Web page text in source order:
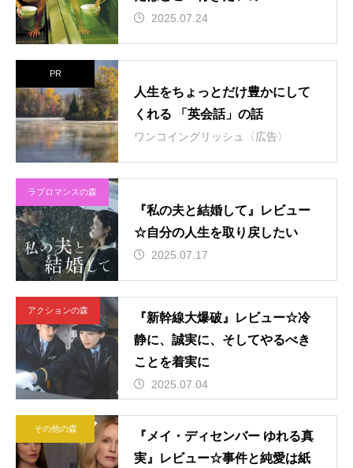
2025.07.24
PR
人生をちょっとだけ豊かにして
くれる 「英会話」の話
ワンコイングリッシュ〈広告〉
ラブロマンスの森
『私の夫と結婚して』レビュー
☆自分の人生を取り戻したい
2025.07.17
アクションの森
『新幹線大爆破』レビュー☆冷
静に、誠実に、そしてやるべき
ことを着実に
2025.07.04
その他の森
『メイ・ディセンバー ゆれる真
実』レビュー☆事件と純愛は紙